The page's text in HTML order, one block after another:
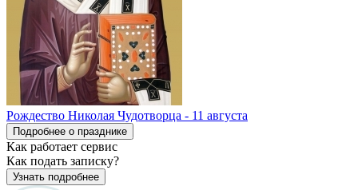
Рождество Николая Чудотворца - 11 августа
Подробнее о празднике
Как работает сервис
Как подать записку?
Узнать подробнее